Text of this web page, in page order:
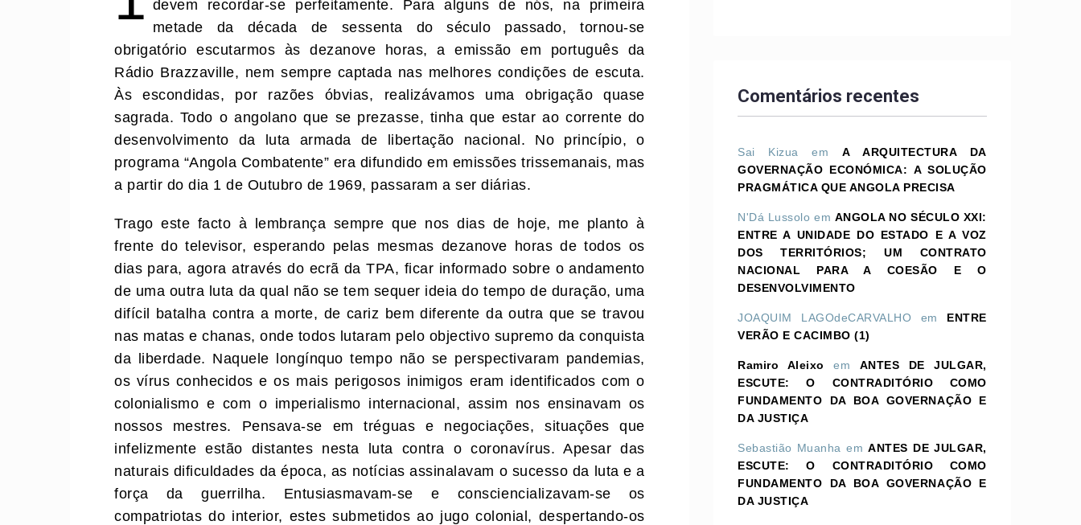
devem recordar-se perfeitamente. Para alguns de nós, na primeira
metade da década de sessenta do século passado, tornou-se
obrigatório escutarmos às dezanove horas, a emissão em português da
Rádio Brazzaville, nem sempre captada nas melhores condições de escuta.
Às escondidas, por razões óbvias, realizávamos uma obrigação quase
sagrada. Todo o angolano que se prezasse, tinha que estar ao corrente do
desenvolvimento da luta armada de libertação nacional. No princípio, o
programa “Angola Combatente” era difundido em emissões trissemanais, mas
a partir do dia 1 de Outubro de 1969, passaram a ser diárias.
Trago este facto à lembrança sempre que nos dias de hoje, me planto à
frente do televisor, esperando pelas mesmas dezanove horas de todos os
dias para, agora através do ecrã da TPA, ficar informado sobre o andamento
de uma outra luta da qual não se tem sequer ideia do tempo de duração, uma
difícil batalha contra a morte, de cariz bem diferente da outra que se travou
nas matas e chanas, onde todos lutaram pelo objectivo supremo da conquista
da liberdade. Naquele longínquo tempo não se perspectivaram pandemias,
os vírus conhecidos e os mais perigosos inimigos eram identificados com o
colonialismo e com o imperialismo internacional, assim nos ensinavam os
nossos mestres. Pensava-se em tréguas e negociações, situações que
infelizmente estão distantes nesta luta contra o coronavírus. Apesar das
naturais dificuldades da época, as notícias assinalavam o sucesso da luta e a
força da guerrilha. Entusiasmavam-se e consciencializavam-se os
compatriotas do interior, estes submetidos ao jugo colonial, despertando-os
Comentários recentes
Sai Kizua emA ARQUITECTURA DA
GOVERNAÇÃO ECONÓMICA: A SOLUÇÃO
PRAGMÁTICA QUE ANGOLA PRECISA
N'Dá Lussolo em ANGOLA NO SÉCULO XXI:
ENTRE A UNIDADE DO ESTADO E A VOZ
DOS TERRITÓRIOS; UM CONTRATO
NACIONAL PARA A COESÃO E O
DESENVOLVIMENTO
JOAQUIM LAGOdeCARVALHO em ENTRE
VERÃO E CACIMBO (1)
Ramiro Aleixo em ANTES DE JULGAR,
ESCUTE: O CONTRADITÓRIO COMO
FUNDAMENTO DA BOA GOVERNAÇÃO E
DA JUSTIÇA
Sebastião Muanha emANTES DE JULGAR,
ESCUTE: O CONTRADITÓRIO COMO
FUNDAMENTO DA BOA GOVERNAÇÃO E
DA JUSTIÇA